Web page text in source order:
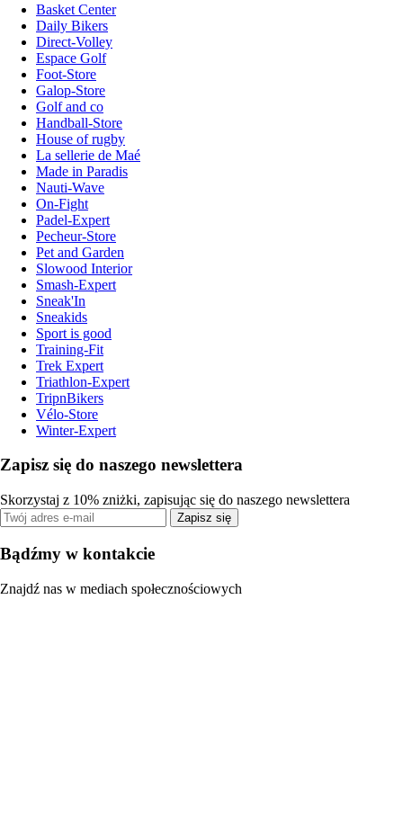
Basket Center
Daily Bikers
Direct-Volley
Espace Golf
Foot-Store
Galop-Store
Golf and co
Handball-Store
House of rugby
La sellerie de Maé
Made in Paradis
Nauti-Wave
On-Fight
Padel-Expert
Pecheur-Store
Pet and Garden
Slowood Interior
Smash-Expert
Sneak'In
Sneakids
Sport is good
Training-Fit
Trek Expert
Triathlon-Expert
TripnBikers
Vélo-Store
Winter-Expert
Zapisz się do naszego newslettera
Skorzystaj z 10% zniżki, zapisując się do naszego newslettera
Zapisz się
Bądźmy w kontakcie
Znajdź nas w mediach społecznościowych